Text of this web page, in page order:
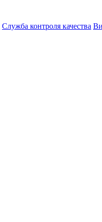
Служба контроля качества